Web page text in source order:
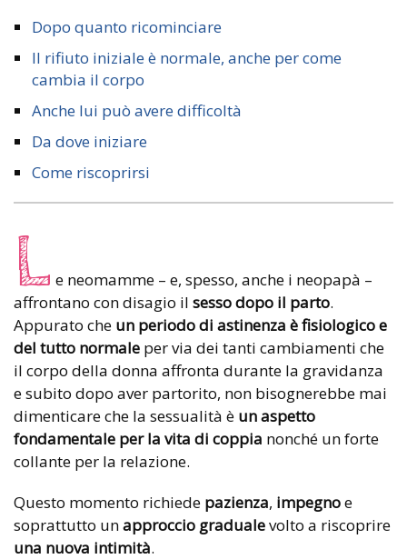
Dopo quanto ricominciare
Il rifiuto iniziale è normale, anche per come
cambia il corpo
Anche lui può avere difficoltà
Da dove iniziare
Come riscoprirsi
L e neomamme – e, spesso, anche i neopapà –
affrontano con disagio il sesso dopo il parto.
Appurato che un periodo di astinenza è fisiologico e
del tutto normale per via dei tanti cambiamenti che
il corpo della donna affronta durante la gravidanza
e subito dopo aver partorito, non bisognerebbe mai
dimenticare che la sessualità è un aspetto
fondamentale per la vita di coppia nonché un forte
collante per la relazione.
Questo momento richiede pazienza, impegnoe
soprattutto unapproccio gradualevolto a riscoprire
una nuova intimità.